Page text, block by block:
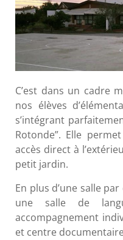
C’est dans un cadre
nos élèves
s’intégrant
Rotonde”. Elle
accès direct à
petit jardin.
En plus d’une salle
une salle de
accompagnement
et centre